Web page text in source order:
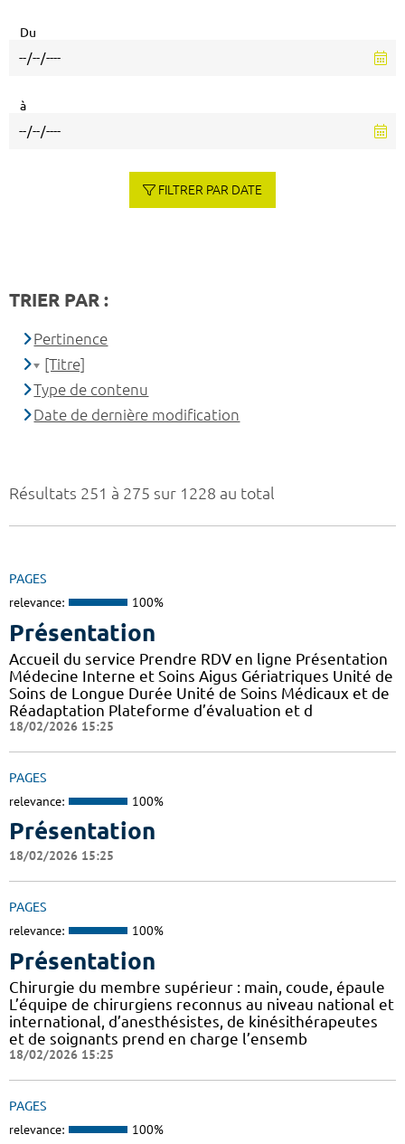
Résultats 251 à 275 sur 1228 au total
PAGES
relevance: 100%
Présentation
Accueil du service Prendre RDV en ligne Présentation
Médecine Interne et Soins Aigus Gériatriques Unité de
Soins de Longue Durée Unité de Soins Médicaux et de
Réadaptation Plateforme d’évaluation et d
18/02/2026 15:25
PAGES
relevance: 100%
Présentation
18/02/2026 15:25
PAGES
relevance: 100%
Présentation
Chirurgie du membre supérieur : main, coude, épaule
L’équipe de chirurgiens reconnus au niveau national et
international, d’anesthésistes, de kinésithérapeutes
et de soignants prend en charge l’ensemb
18/02/2026 15:25
PAGES
relevance: 100%
Du
à
FILTRER PAR DATE
TRIER PAR :
Pertinence
[Titre]
Type de contenu
Date de dernière modification